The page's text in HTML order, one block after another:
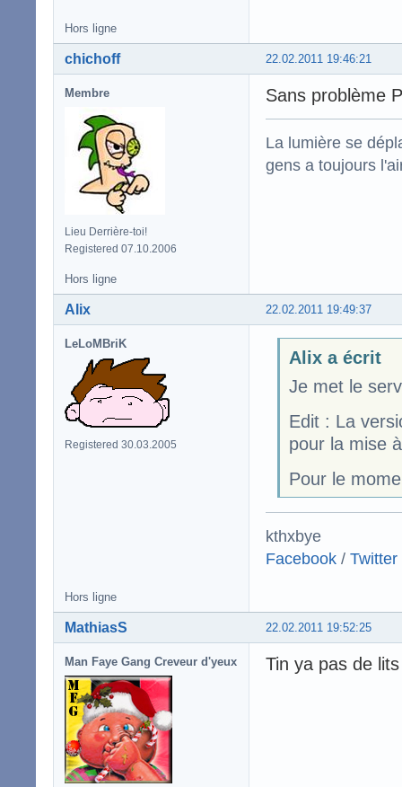
Hors ligne
22.02.2011 19:46:21
chichoff
Membre
Lieu Derrière-toi!
Registered 07.10.2006
Sans problème
La lumière se
gens a toujours
Hors ligne
22.02.2011 19:49:37
Alix
LeLoMBriK
Registered 30.03.2005
Alix a écrit
Je met le
Edit : La
pour la mise
Pour le
kthxbye
Facebook / Twitter
Hors ligne
22.02.2011 19:52:25
MathiasS
Man Faye Gang Creveur d'yeux Tin ya pas de